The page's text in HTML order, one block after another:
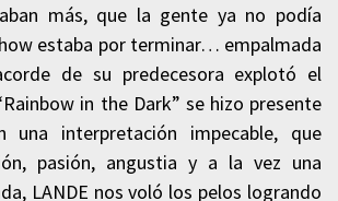
más, que la gente ya no podía
estaba por terminar… empalmada
de su predecesora explotó el
in the Dark” se hizo presente
una interpretación impecable, que
pasión, angustia y a la vez una
LANDE nos voló los pelos logrando